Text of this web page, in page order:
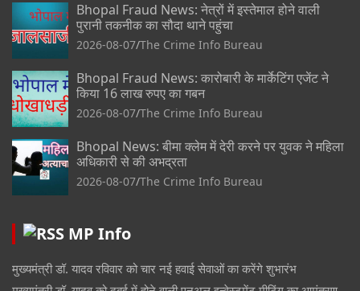
Bhopal Fraud News: नेत्रों में इस्तेमाल होने वाली
पुरानी तकनीक का सौदा थाने पहुंचा
2026-08-07 The Crime Info Bureau
Bhopal Fraud News: कारोबारी के मार्केटिंग एजेंट ने
किया 16 लाख रुपए का गबन
2026-08-07 The Crime Info Bureau
Bhopal News: बीमा क्लेम में देरी करने पर युवक ने महिला
अधिकारी से की अभद्रता
2026-08-07 The Crime Info Bureau
MP Info
मुख्यमंत्री डॉ. यादव रविवार को चार नई हवाई सेवाओं का करेंगे शुभारंभ